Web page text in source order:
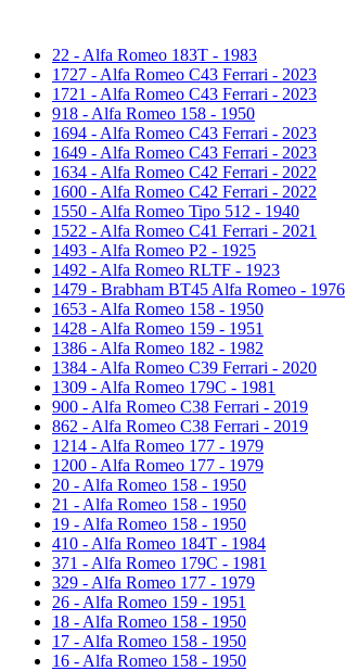
22 - Alfa Romeo 183T - 1983
1727 - Alfa Romeo C43 Ferrari - 2023
1721 - Alfa Romeo C43 Ferrari - 2023
918 - Alfa Romeo 158 - 1950
1694 - Alfa Romeo C43 Ferrari - 2023
1649 - Alfa Romeo C43 Ferrari - 2023
1634 - Alfa Romeo C42 Ferrari - 2022
1600 - Alfa Romeo C42 Ferrari - 2022
1550 - Alfa Romeo Tipo 512 - 1940
1522 - Alfa Romeo C41 Ferrari - 2021
1493 - Alfa Romeo P2 - 1925
1492 - Alfa Romeo RLTF - 1923
1479 - Brabham BT45 Alfa Romeo - 1976
1653 - Alfa Romeo 158 - 1950
1428 - Alfa Romeo 159 - 1951
1386 - Alfa Romeo 182 - 1982
1384 - Alfa Romeo C39 Ferrari - 2020
1309 - Alfa Romeo 179C - 1981
900 - Alfa Romeo C38 Ferrari - 2019
862 - Alfa Romeo C38 Ferrari - 2019
1214 - Alfa Romeo 177 - 1979
1200 - Alfa Romeo 177 - 1979
20 - Alfa Romeo 158 - 1950
21 - Alfa Romeo 158 - 1950
19 - Alfa Romeo 158 - 1950
410 - Alfa Romeo 184T - 1984
371 - Alfa Romeo 179C - 1981
329 - Alfa Romeo 177 - 1979
26 - Alfa Romeo 159 - 1951
18 - Alfa Romeo 158 - 1950
17 - Alfa Romeo 158 - 1950
16 - Alfa Romeo 158 - 1950